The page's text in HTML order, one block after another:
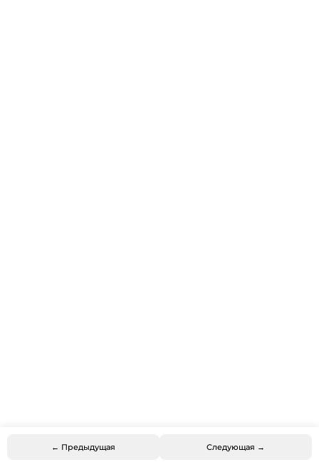
← Предыдущая Следующая →